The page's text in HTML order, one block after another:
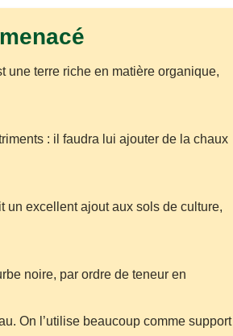
une terre riche en matière organique,
: il faudra lui ajouter de la chaux
un excellent ajout aux sols de culture,
noire, par ordre de teneur en
On l’utilise beaucoup comme support